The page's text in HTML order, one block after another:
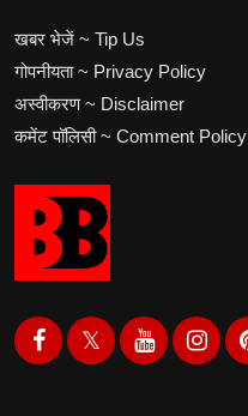
खबर भेजें ~ Tip Us
गोपनीयता ~ Privacy Policy
अस्वीकरण ~ Disclaimer
कमेंट पॉलिसी ~ Comment Policy